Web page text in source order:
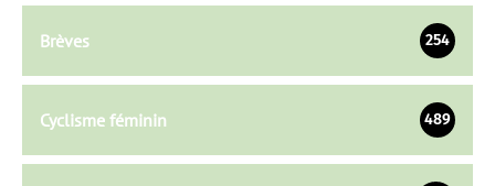
Brèves 254
Cyclisme féminin 489